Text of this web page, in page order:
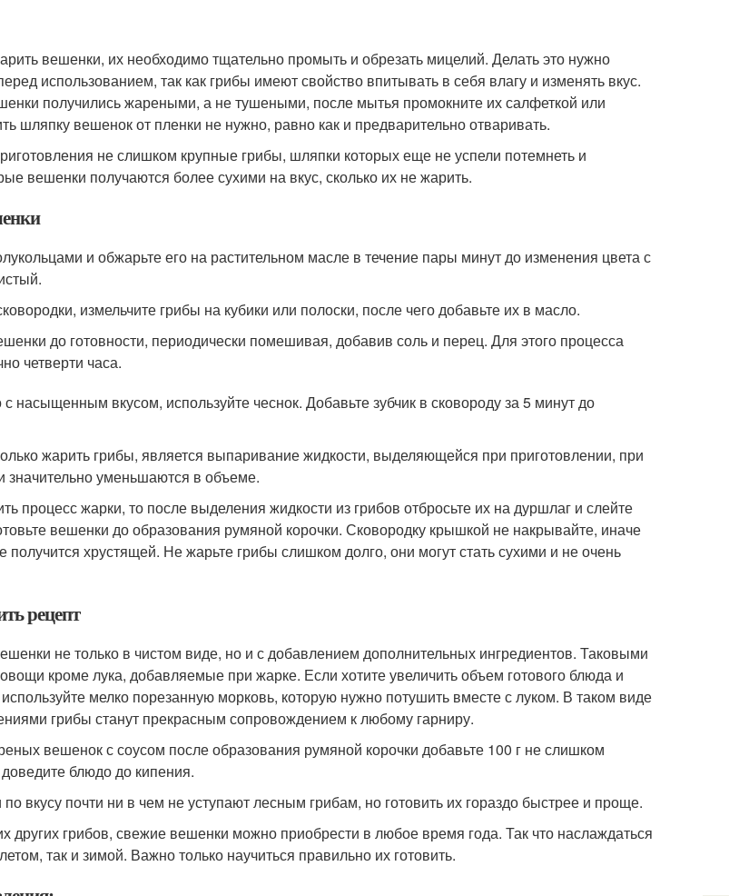
вешенки, их необходимо тщательно промыть и обрезать мицелий. Делать это нужно
использованием, так как грибы имеют свойство впитывать в себя влагу и изменять вкус.
получились жареными, а не тушеными, после мытья промокните их салфеткой или
шляпку вешенок от пленки не нужно, равно как и предварительно отваривать.
не слишком крупные грибы, шляпки которых еще не успели потемнеть и
вешенки получаются более сухими на вкус, сколько их не жарить.
и обжарьте его на растительном масле в течение пары минут до изменения цвета с
измельчите грибы на кубики или полоски, после чего добавьте их в масло.
до готовности, периодически помешивая, добавив соль и перец. Для этого процесса
четверти часа.
насыщенным вкусом, используйте чеснок. Добавьте зубчик в сковороду за 5 минут до
жарить грибы, является выпаривание жидкости, выделяющейся при приготовлении, при
значительно уменьшаются в объеме.
процесс жарки, то после выделения жидкости из грибов отбросьте их на дуршлаг и слейте
вешенки до образования румяной корочки. Сковородку крышкой не накрывайте, иначе
получится хрустящей. Не жарьте грибы слишком долго, они могут стать сухими и не очень
рецепт
не только в чистом виде, но и с добавлением дополнительных ингредиентов. Таковыми
кроме лука, добавляемые при жарке. Если хотите увеличить объем готового блюда и
используйте мелко порезанную морковь, которую нужно потушить вместе с луком. В таком виде
грибы станут прекрасным сопровождением к любому гарниру.
вешенок с соусом после образования румяной корочки добавьте 100 г не слишком
блюдо до кипения.
вкусу почти ни в чем не уступают лесным грибам, но готовить их гораздо быстрее и проще.
других грибов, свежие вешенки можно приобрести в любое время года. Так что наслаждаться
так и зимой. Важно только научиться правильно их готовить.